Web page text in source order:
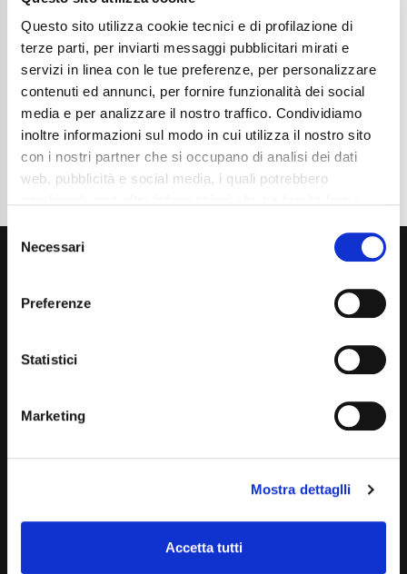
Questo sito utilizza cookie tecnici e di profilazione di
terze parti, per inviarti messaggi pubblicitari mirati e
servizi in linea con le tue preferenze, per personalizzare
contenuti ed annunci, per fornire funzionalità dei social
media e per analizzare il nostro traffico. Condividiamo
inoltre informazioni sul modo in cui utilizza il nostro sito
con i nostri partner che si occupano di analisi dei dati
web, pubblicità e social media, i quali potrebbero
mera chiusura del banner non comporta l’accettazione
tutti” o selezionando le diverse categorie di cookies
Consent
Selection
Necessari
Preferenze
Statistici
Marketing
Mostra dettaglli
Accetta tutti
Tipo Di Carburante
Elettrica/Benzina
Automatico
Normativa Euro
Euro6e
Dettaglio
Via Giuditta Pasta 2, Como (CO) 22100